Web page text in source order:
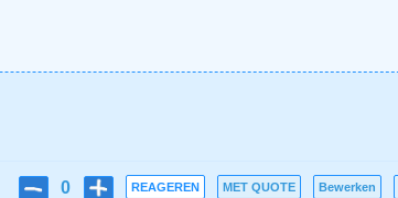
0 REAGEREN MET QUOTE Bewerken